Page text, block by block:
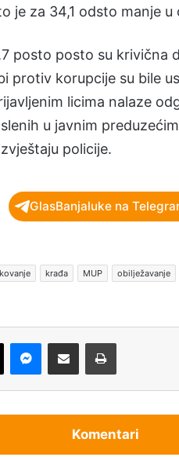
je za 34,1 odsto manje
posto posto su krivična
protiv korupcije su bile
licima nalaze
u javnim
policije.
GlasBanjaluke na
krađa MUP obilježavanje
Komentari